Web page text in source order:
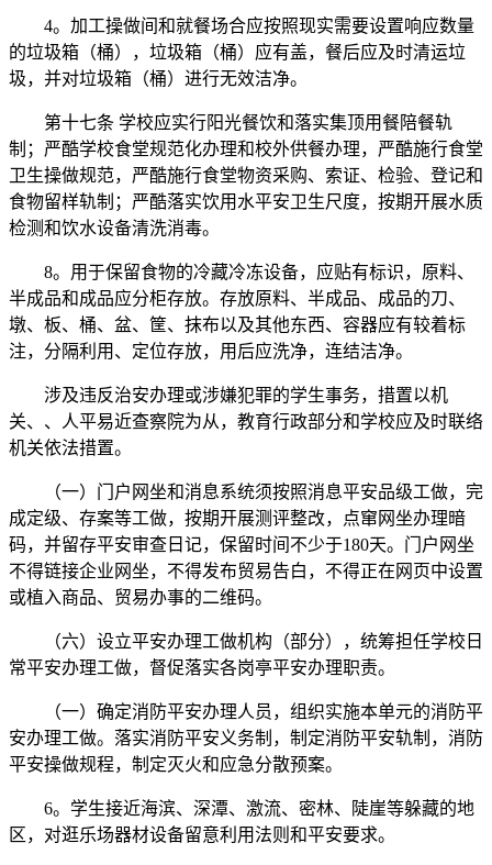
4。加工操做间和就餐场合应按照现实需要设置响应数量
的垃圾箱（桶），垃圾箱（桶）应有盖，餐后应及时清运垃
圾，并对垃圾箱（桶）进行无效洁净。
第十七条 学校应实行阳光餐饮和落实集顶用餐陪餐轨
制；严酷学校食堂规范化办理和校外供餐办理，严酷施行食堂
卫生操做规范，严酷施行食堂物资采购、索证、检验、登记和
食物留样轨制；严酷落实饮用水平安卫生尺度，按期开展水质
检测和饮水设备清洗消毒。
8。用于保留食物的冷藏冷冻设备，应贴有标识，原料、
半成品和成品应分柜存放。存放原料、半成品、成品的刀、
墩、板、桶、盆、筐、抹布以及其他东西、容器应有较着标
注，分隔利用、定位存放，用后应洗净，连结洁净。
涉及违反治安办理或涉嫌犯罪的学生事务，措置以机
关、、人平易近查察院为从，教育行政部分和学校应及时联络
机关依法措置。
（一）门户网坐和消息系统须按照消息平安品级工做，完
成定级、存案等工做，按期开展测评整改，点窜网坐办理暗
码，并留存平安审查日记，保留时间不少于180天。门户网坐
不得链接企业网坐，不得发布贸易告白，不得正在网页中设置
或植入商品、贸易办事的二维码。
（六）设立平安办理工做机构（部分），统筹担任学校日
常平安办理工做，督促落实各岗亭平安办理职责。
（一）确定消防平安办理人员，组织实施本单元的消防平
安办理工做。落实消防平安义务制，制定消防平安轨制，消防
平安操做规程，制定灭火和应急分散预案。
6。学生接近海滨、深潭、激流、密林、陡崖等躲藏的地
区，对逛乐场器材设备留意利用法则和平安要求。